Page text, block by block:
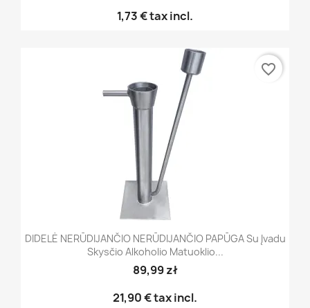
1,73 €tax incl.
DIDELĖ NERŪDIJANČIO NERŪDIJANČIO PAPŪGA Su Įvadu
Skysčio Alkoholio Matuoklio...
89,99 zł
21,90 €tax incl.
favorite_border